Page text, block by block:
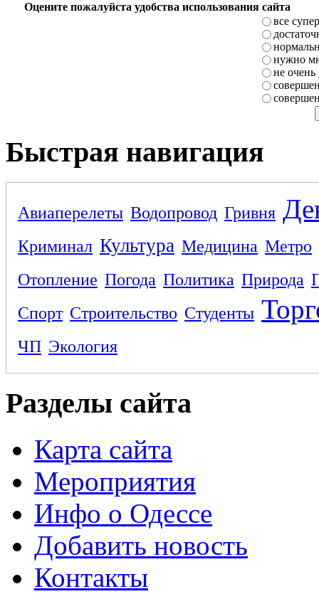
Оцените пожалуйста удобства использования сайта
все супер
нужно
не очень
Быстрая навигация
Авиаперелеты Водопровод Гривня
Криминал Культура Медицина Метро
Отопление Погода Политика Природа
Спорт Строительство Студенты
ЧП Экология
Разделы сайта
Карта сайта
Мероприятия
Инфо о Одессе
Добавить новость
Контакты